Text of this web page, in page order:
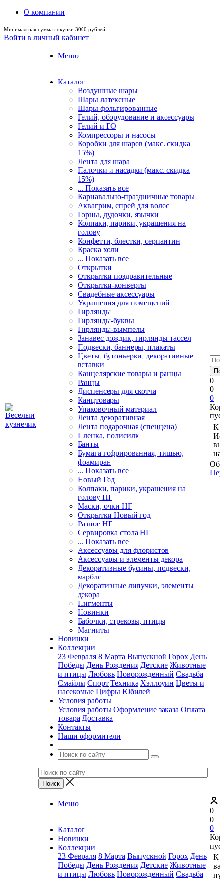
О компании
Минимальная сумма покупки 3000 рублей
Войти в личный кабинет
Меню
Каталог
Воздушные шары
Шары латексные
Шары фольгированные
Гелий, оборудование и аксессуары
Гелий и ГО
Компрессоры и насосы
Коробки для шаров (макс. скидка
15%)
Лента для шара
Палочки и насадки (макс. скидка
15%)
... Показать все
Карнавально-праздничные товары
Аквагрим, спрей для волос
Горны, дудочки, язычки
Колпаки, парики, украшения на
голову
Конфетти, блестки, серпантин
Краска холи
... Показать все
Открытки
Открытки поздравительные
Открытки-конверты
Свадебные аксессуары
Украшения для помещений
Гирлянды
Гирлянды-буквы
Гирлянды-вымпелы
Занавес дождик, гирлянды тассел
Подвески, баннеры, плакаты
Цветы, бутоньерки, декоративные
вставки
Канцелярские товары и ранцы
Ранцы
Диспенсеры для скотча
Канцтовары
Упаковочный материал
Лента декоративная
Лента подарочная (спеццена)
Пленка, полисилк
Банты
Бумага гофрированная, тишью,
фоамиран
... Показать все
Новый Год
Колпаки, парики, украшения на
голову НГ
Маски, очки НГ
Открытки Новый год
Разное НГ
Сервировка стола НГ
... Показать все
Аксессуары для флористов
Аксессуары и элементы декора
Декоративные бусины, подвески,
марблс
Декоративные липучки, элементы
декора
Пигменты
Новинки
Бабочки, стрекозы, птицы
Магниты
Новинки
Коллекции
23 Февраля 8 Марта Выпускной Горох День
Победы День Рождения Детские Животные
и птицы Любовь Новорожденный Свадьба
Смайлы Спорт Техника Хэллоуин Цветы и
насекомые Цифры Юбилей
Условия работы
Условия работы Оформление заказа Оплата
товара Доставка
Контакты
Наши оформители
0
0
0
К
Меню
Каталог
Новинки
Коллекции
23 Февраля 8 Марта Выпускной Горох День
Победы День Рождения Детские Животные
и птицы Любовь Новорожденный Свадьба
0
0
0
К